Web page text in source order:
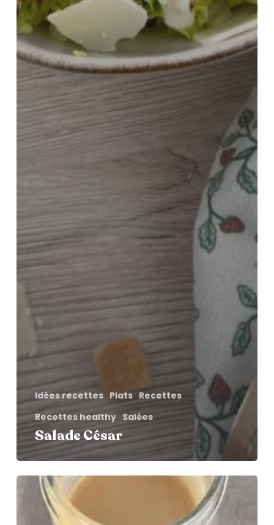
Idées recettes Plats Recettes
Recettes healthy Salées
Salade César